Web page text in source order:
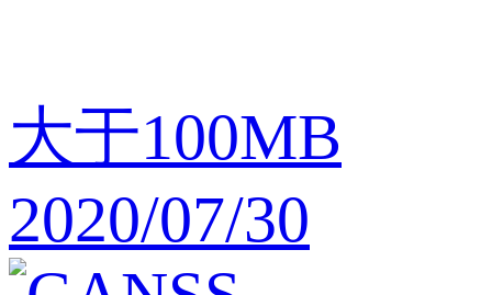
大于100MB
2020/07/30